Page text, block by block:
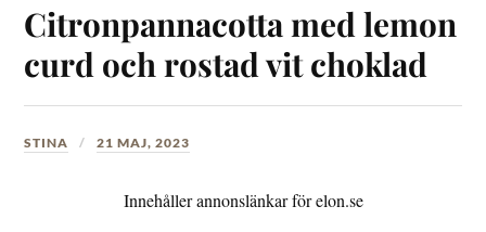
Citronpannacotta med lemon
curd och rostad vit choklad
STINA 21 MAJ, 2023
Innehåller annonslänkar för elon.se